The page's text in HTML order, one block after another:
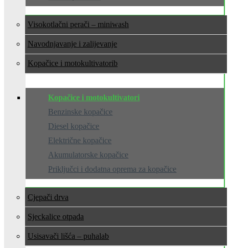
Visokotlačni perači – miniwash
Navodnjavanje i zalijevanje
Kopačice i motokultivatori
Kopačice i motokultivatori
Benzinske kopačice
Diesel kopačice
Električne kopačice
Akumulatorske kopačice
Priključci i dodatna oprema za kopačice
Cjepači drva
Sjeckalice otpada
Usisavači lišća – puhala